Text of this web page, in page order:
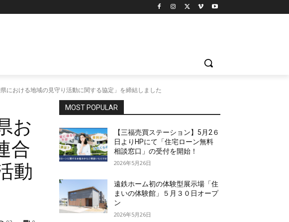
における地域の見守り活動に関する協定」を締結しました
お
合
動
MOST POPULAR
【三福売買ステーション】5月2６
日よりHPにて「住宅ローン無料
相談窓口」の受付を開始！
2026年5月26日
遠鉄ホーム初の体験型展示場「住
まいの体験館」５月３０日オープ
ン
2026年5月26日